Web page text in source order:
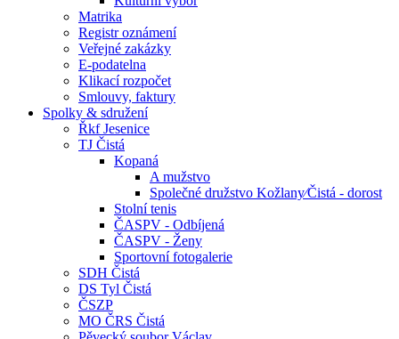
Matrika
Registr oznámení
Veřejné zakázky
E-podatelna
Klikací rozpočet
Smlouvy, faktury
Spolky & sdružení
Řkf Jesenice
TJ Čistá
Kopaná
A mužstvo
Společné družstvo Kožlany⁄Čistá - dorost
Stolní tenis
ČASPV - Odbíjená
ČASPV - Ženy
Sportovní fotogalerie
SDH Čistá
DS Tyl Čistá
ČSZP
MO ČRS Čistá